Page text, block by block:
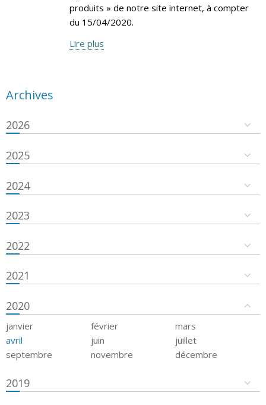
produits » de notre site internet, à compter
du 15/04/2020.
Lire plus
Archives
2026
2025
2024
2023
2022
2021
2020
janvier février
mars
avril
juin
juillet
septembre
novembre décembre
2019